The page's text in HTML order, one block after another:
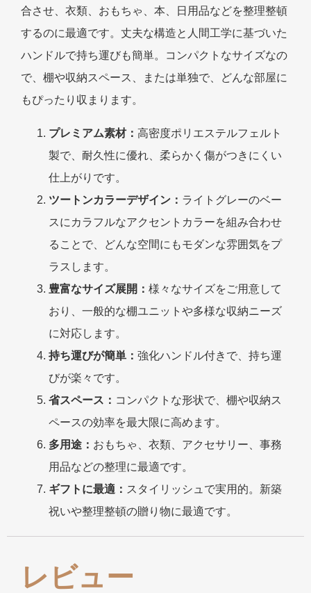
合させ、衣類、おもちゃ、本、日用品などを整理整頓
するのに最適です。丈夫な構造と人間工学に基づいた
ハンドルで持ち運びも簡単。コンパクトなサイズなの
で、棚や収納スペース、または単独で、どんな部屋に
もぴったり収まります。
プレミアム素材： 高密度ポリエステルフェルト
製で、耐久性に優れ、柔らかく傷がつきにくい
仕上がりです。
ツートンカラーデザイン： ライトグレーのベー
スにカラフルなアクセントカラーを組み合わせ
ることで、どんな空間にもモダンな雰囲気をプ
ラスします。
豊富なサイズ展開： 様々なサイズをご用意して
おり、一般的な棚ユニットや多様な収納ニーズ
に対応します。
持ち運びが簡単： 強化ハンドル付きで、持ち運
びが楽々です。
省スペース： コンパクトな形状で、棚や収納ス
ペースの効率を最大限に高めます。
多用途： おもちゃ、衣類、アクセサリー、事務
用品などの整理に最適です。
ギフトに最適： スタイリッシュで実用的。新築
祝いや整理整頓の贈り物に最適です。
レビュー